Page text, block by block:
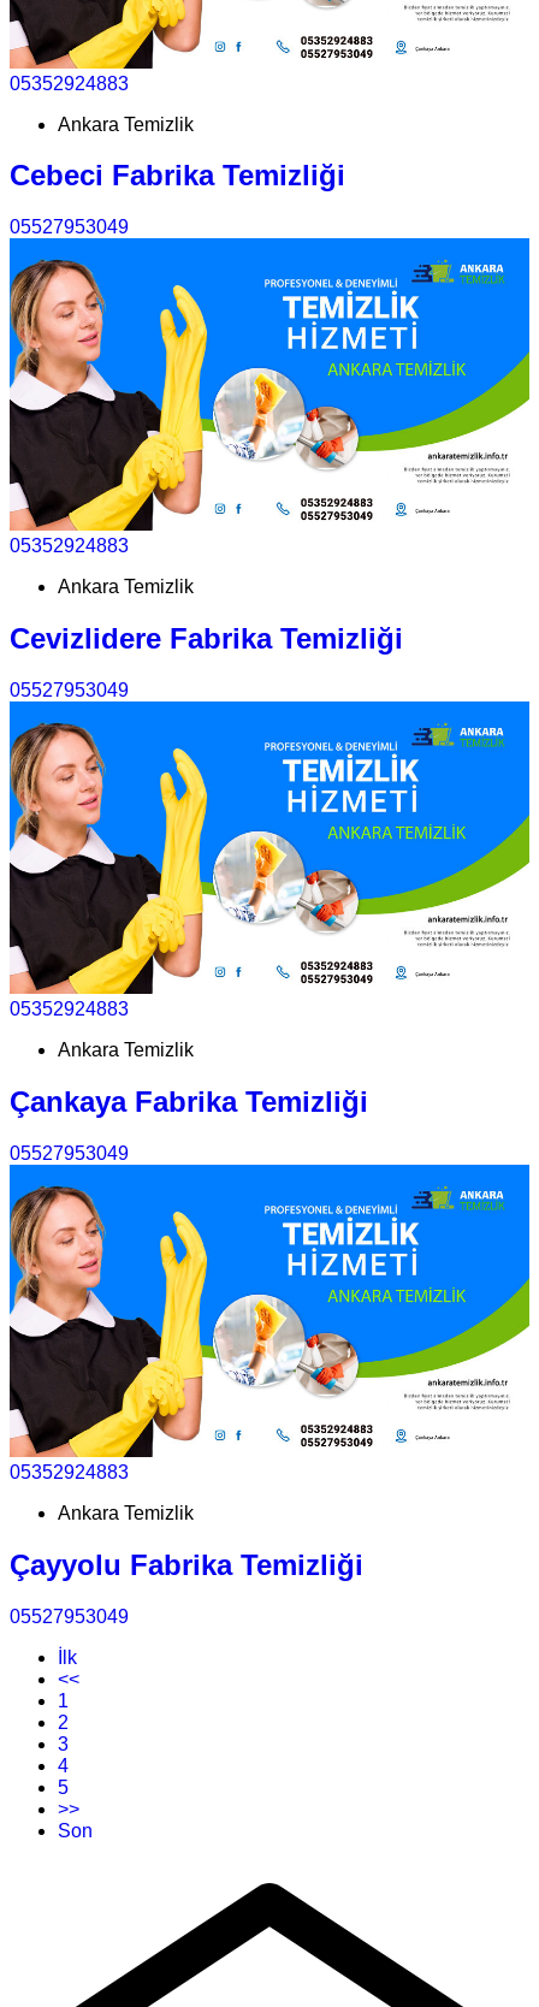
05352924883
Ankara Temizlik
Cebeci Fabrika Temizliği
05527953049
05352924883
Ankara Temizlik
Cevizlidere Fabrika Temizliği
05527953049
05352924883
Ankara Temizlik
Çankaya Fabrika Temizliği
05527953049
05352924883
Ankara Temizlik
Çayyolu Fabrika Temizliği
05527953049
İlk
<<
1
2
3
4
5
>>
Son